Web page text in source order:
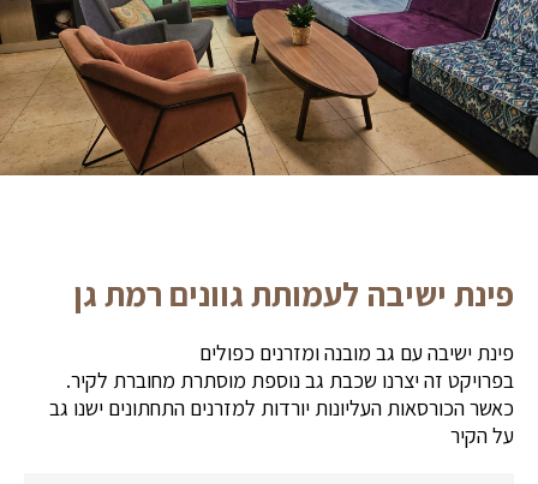
פינת ישיבה לעמותת גוונים רמת גן
פינת ישיבה עם גב מובנה ומזרנים כפולים
בפרויקט זה יצרנו שכבת גב נוספת מוסתרת מחוברת לקיר.
כאשר הכורסאות העליונות יורדות למזרנים התחתונים ישנו גב
על הקיר